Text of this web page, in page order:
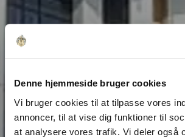
Denne hjemmeside bruger cookies
Vi bruger cookies til at tilpasse vores
annoncer, til at vise dig funktioner til
at analysere vores trafik. Vi deler også